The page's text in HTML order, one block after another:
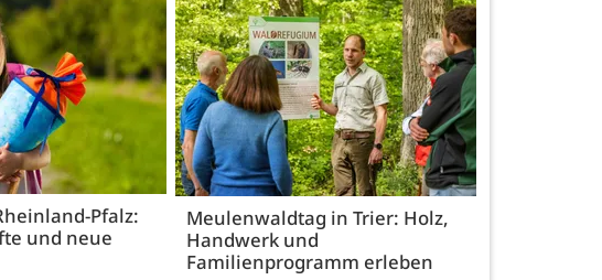
Pfalz:
und neue
Meulenwaldtag in Trier: Holz,
Handwerk und
Familienprogramm erleben